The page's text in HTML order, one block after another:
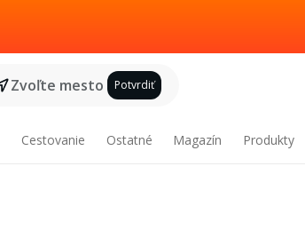
Zvoľte mesto Potvrdiť
Cestovanie Ostatné Magazín Produkty